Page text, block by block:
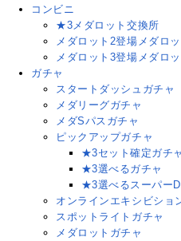
コンビニ
★3メダロット交換所
メダロット2登場メダロ
メダロット3登場メダロ
ガチャ
スタートダッシュガチャ
メダリーグガチャ
メダSパスガチャ
ピックアップガチャ
★3セット確定ガチ
★3選べるガチャ
★3選べるスーパー
オンラインエキシビショ
スポットライトガチャ
メダロットガチャ